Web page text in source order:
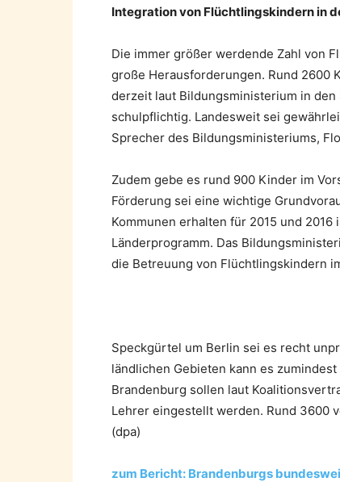
Integration von Flüchtlingskindern in
Die immer größer werdende Zahl von
große Herausforderungen. Rund 2600
derzeit laut Bildungsministerium in
schulpflichtig. Landesweit sei
Sprecher des Bildungsministeriums,
Zudem gebe es rund 900 Kinder im
Förderung sei eine wichtige
Kommunen erhalten für 2015 und
Länderprogramm. Das
die Betreuung von Flüchtlingskindern
Speckgürtel um Berlin sei es recht
ländlichen Gebieten kann es
Brandenburg sollen laut
Lehrer eingestellt werden. Rund 3600
(dpa)
zum Bericht: Brandenburgs